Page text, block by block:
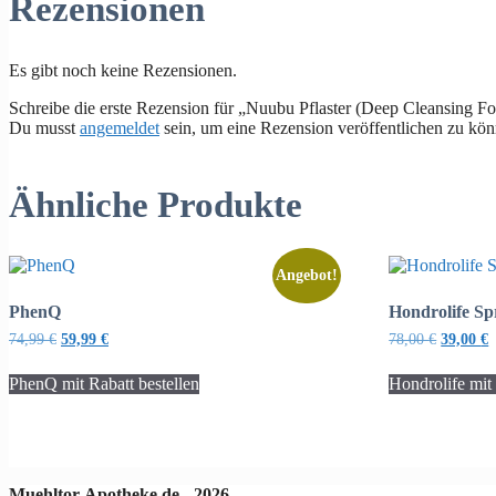
Rezensionen
Es gibt noch keine Rezensionen.
Schreibe die erste Rezension für „Nuubu Pflaster (Deep Cleansing
Du musst angemeldet sein, um eine Rezension veröffentlichen zu
Ähnliche Produkte
Angebot!
PhenQ
74,99€ Ursprünglicher
war:
74,99 €
59,99 €Aktueller
ist:
59,99 €.
PhenQ mit Rabatt bestellen
Hondrolife
78,00€
war:
78,00 €
39,00€
Hondrolife mit